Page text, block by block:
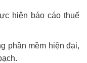
hiện báo cáo thuế
phần mềm hiện đại,